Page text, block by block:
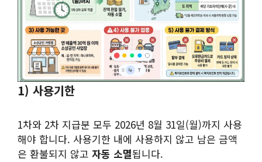
1) 사용기한
1차와 2차 지급분 모두 2026년 8월 31일(월)까지 사용
해야 합니다. 사용기한 내에 사용하지 않고 남은 금액
은 환불되지 않고 자동 소멸됩니다.